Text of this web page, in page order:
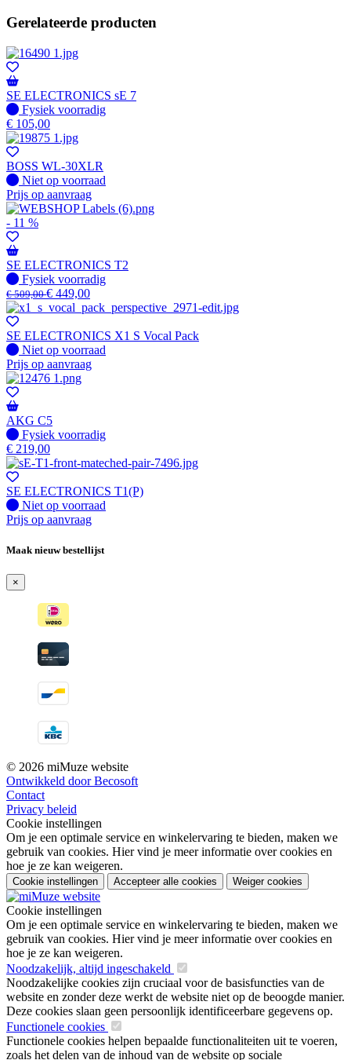
Gerelateerde producten
SE ELECTRONICS sE 7
Fysiek voorradig
Fysiek voorradig
€ 105,00
BOSS WL-30XLR
Fysiek voorradig
Niet op voorraad
Prijs op aanvraag
- 11 %
SE ELECTRONICS T2
Fysiek voorradig
Fysiek voorradig
€509,00€ 449,00
SE ELECTRONICS X1 S Vocal Pack
Fysiek voorradig
Niet op voorraad
Prijs op aanvraag
AKG C5
Fysiek voorradig
Fysiek voorradig
€ 219,00
SE ELECTRONICS T1(P)
Fysiek voorradig
Niet op voorraad
Prijs op aanvraag
Maak nieuw bestellijst
×
© 2026 miMuze website
Ontwikkeld door Becosoft
Contact
Privacy beleid
Cookie instellingen
Om je een optimale service en winkelervaring te bieden, maken we
gebruik van cookies. Hier vind je meer informatie over cookies en
hoe je ze kan weigeren.
Cookie instellingen Accepteer alle cookies Weiger cookies
Cookie instellingen
Om je een optimale service en winkelervaring te bieden, maken we
gebruik van cookies. Hier vind je meer informatie over cookies en
hoe je ze kan weigeren.
Noodzakelijk, altijd ingeschakeld
Noodzakelijke cookies zijn cruciaal voor de basisfuncties van de
website en zonder deze werkt de website niet op de beoogde manier.
Deze cookies slaan geen persoonlijk identificeerbare gegevens op.
Functionele cookies
Functionele cookies helpen bepaalde functionaliteiten uit te voeren,
zoals het delen van de inhoud van de website op sociale